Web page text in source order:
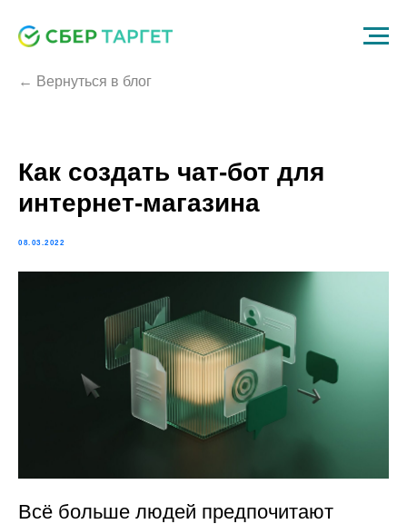
← Вернуться в блог
Как создать чат-бот для
интернет-магазина
08.03.2022
Всё больше людей предпочитают